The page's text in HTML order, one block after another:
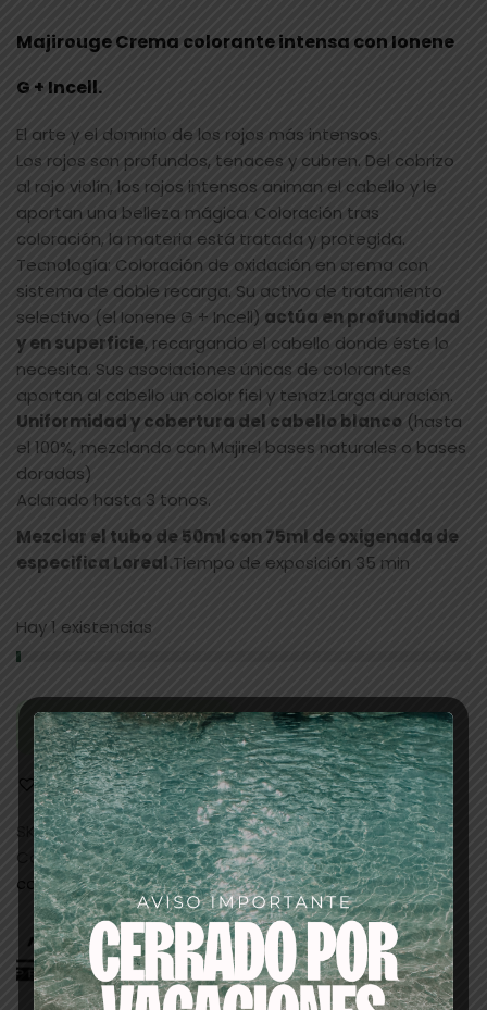
Majirouge Crema colorante intensa con Ionene
G + Incell.
El arte y el dominio de los rojos más intensos.
Los rojos son profundos, tenaces y cubren. Del cobrizo
al rojo violín, los rojos intensos animan el cabello y le
aportan una belleza mágica. Coloración tras
coloración, la materia está tratada y protegida.
Tecnología: Coloración de oxidación en crema con
sistema de doble recarga. Su activo de tratamiento
selectivo (el Ionene G + Incell) actúa en profundidad
y en superficie, recargando el cabello donde éste lo
necesita. Sus asociaciones únicas de colorantes
aportan al cabello un color fiel y tenaz.Larga duración.
Uniformidad y cobertura del cabello blanco (hasta
el 100%, mezclando con Majirel bases naturales o bases
doradas)
Aclarado hasta 3 tonos.
Mezclar el tubo de 50ml con 75ml de oxigenada de
especifica Loreal.Tiempo de exposición 35 min
Hay 1 existencias
AÑADIR AL CARRITO
Añadir a la lista de deseos
SKU:1607
Categorías:PELUQUERIA,tintes/baño de
color/oxigenadas